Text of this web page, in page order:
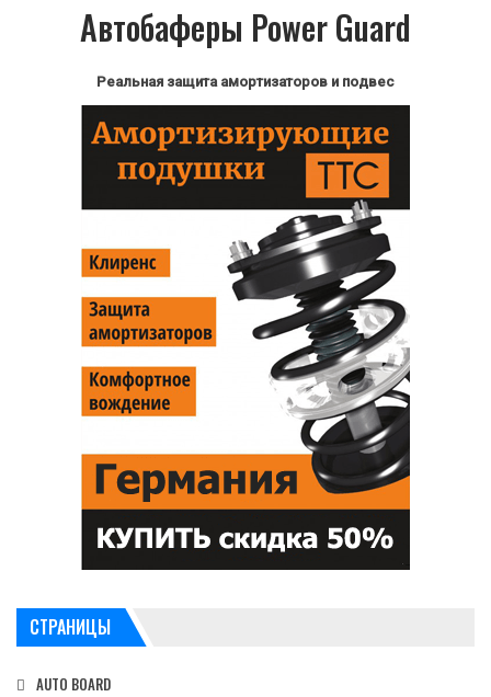
Автобаферы Power Guard
Реальная защита амортизаторов и подвес
СТРАНИЦЫ
AUTO BOARD